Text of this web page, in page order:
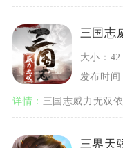
三国志
大小：
发布时间
详情： 三国志威力无双依托三国影视
三界天